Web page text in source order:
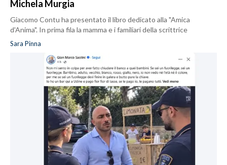
Michela Murgia
Giacomo Contu ha presentato il libro dedicato alla "Amica
d'Anima". In prima fila la mamma e i familiari della scrittrice
Sara Pinna